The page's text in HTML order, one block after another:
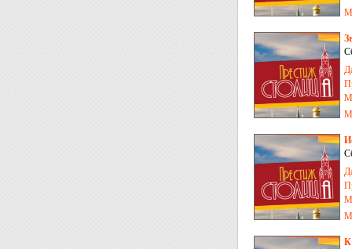
К